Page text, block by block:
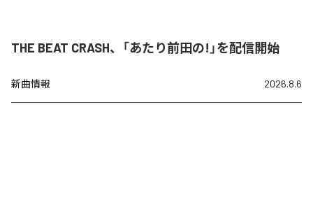
THE BEAT CRASH、「あたり前田の!」を配信開始
新曲情報 2026.8.6